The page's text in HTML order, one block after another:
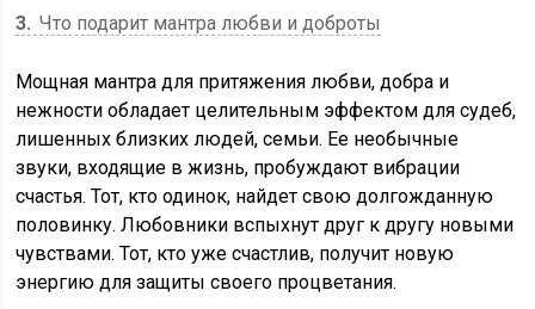
3 Что подарит мантра любви и доброты
Мощная мантра для притяжения любви, добра и
нежности обладает целительным эффектом для судеб,
лишенных близких людей, семьи. Ее необычные
звуки, входящие в жизнь, пробуждают вибрации
счастья. Тот, кто одинок, найдет свою долгожданную
половинку. Любовники вспыхнут друг к другу новыми
чувствами. Тот, кто уже счастлив, получит новую
энергию для защиты своего процветания.